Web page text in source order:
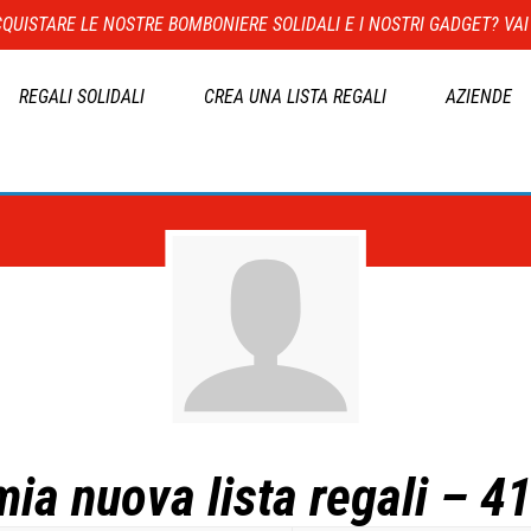
LE NOSTRE BOMBONIERE SOLIDALI E I NOSTRI GADGET?
REGALI SOLIDALI CREA UNA LISTA REGALI AZIENDE
nuova lista regali –